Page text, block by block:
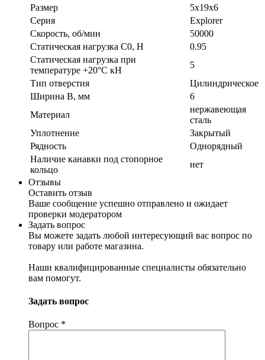
Размер
5х19х6
Серия
Explorer
Скорость, об/мин
50000
Статическая нагрузка C0, Н
0.95
Статическая нагрузка при
температуре +20°С кН
5
Тип отверстия
Цилиндрическое
Ширина B, мм
6
Материал
нержавеющая
сталь
Уплотнение
Закрытый
Рядность
Однорядный
Наличие канавки под стопорное
кольцо
нет
Отзывы
Оставить отзыв
Ваше сообщение успешно отправлено и ожидает
проверки модератором
Задать вопрос
Вы можете задать любой интересующий вас вопрос по
товару или работе магазина.
Наши квалифицированные специалисты обязательно
вам помогут.
Задать вопрос
Вопрос *